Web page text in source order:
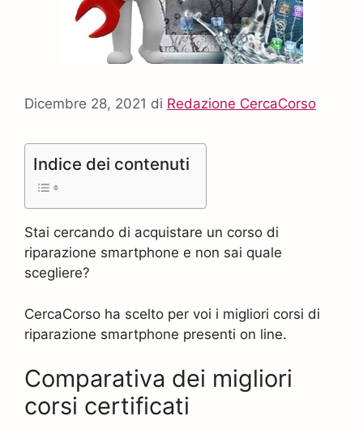
Dicembre 28, 2021 di Redazione CercaCorso
Indice dei contenuti
Stai cercando di acquistare un corso di
riparazione smartphone e non sai quale
scegliere?
CercaCorso ha scelto per voi i migliori corsi di
riparazione smartphone presenti on line.
Comparativa dei migliori
corsi certificati